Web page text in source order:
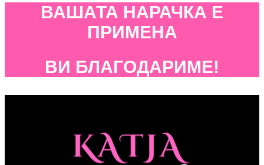
ВАШАТА НАРАЧКА Е
ПРИМЕНА
ВИ БЛАГОДАРИМЕ!